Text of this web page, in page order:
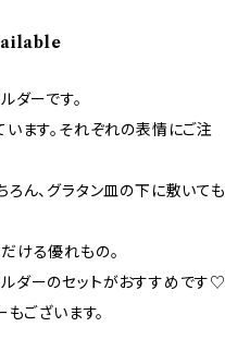
ダーです。
います。それぞれの表情にご注
ろん、グラタン皿の下に敷いても
ける優れもの。
ダーのセットがおすすめです♡
ございます。